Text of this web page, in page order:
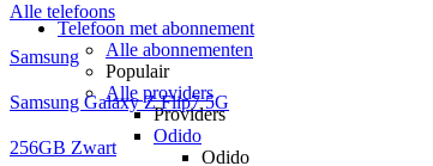
Telefoon met abonnement
Alle abonnementen
Populair
Alle providers
Providers
Odido
Odido
Alle telefoons
Samsung
Samsung Galaxy Z Flip7 5G
256GB Zwart